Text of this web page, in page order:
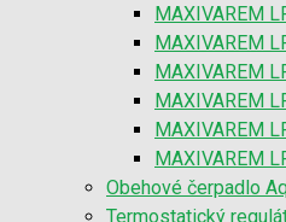
MAXIVAREM
MAXIVAREM
MAXIVAREM
MAXIVAREM
MAXIVAREM
MAXIVAREM
Obehové čerpadlo
Termostatický